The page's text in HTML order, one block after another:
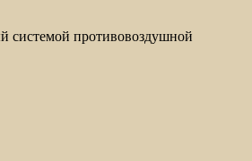
системой противовоздушной